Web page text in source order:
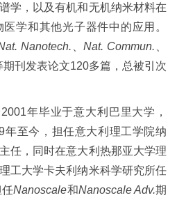
学，以及有机和无机纳米材料在
学和其他光子器件中的应用。
Nanotech. 、Nat. Commun.
期刊发表论文120多篇，总被引次
2001年毕业于意大利巴里大学，
年至今，担任意大利理工学院纳
任，同时在意大利热那亚大学理
工大学卡夫利纳米科学研究所任
任Nanoscale和Nanoscale Adv.期